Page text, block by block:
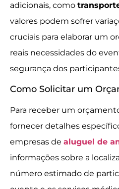
adicionais, como
valores podem sofrer
cruciais para elaborar um
reais necessidades do
segurança dos
Como Solicitar um
Para receber um
fornecer detalhes
empresas de aluguel de
informações sobre a
número estimado de